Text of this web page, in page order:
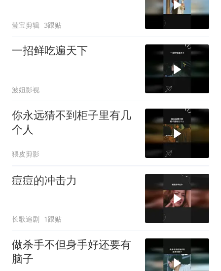
莹宝剪辑 3跟贴
一招鲜吃遍天下
波妞影视
你永远猜不到柜子里有几
个人
猥皮剪影
痘痘的冲击力
长歌追剧 1跟贴
做杀手不但身手好还要有
脑子